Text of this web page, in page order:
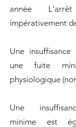
année
impérativement
Une
une fuite
physiologique
Une
minime est